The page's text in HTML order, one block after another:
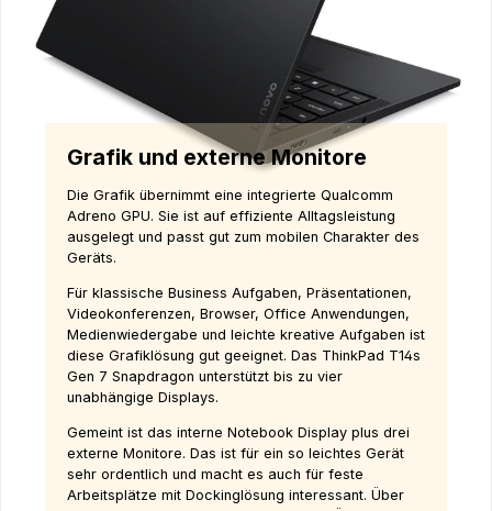
Grafik und externe Monitore
Die Grafik übernimmt eine integrierte Qualcomm
Adreno GPU. Sie ist auf effiziente Alltagsleistung
ausgelegt und passt gut zum mobilen Charakter des
Geräts.
Für klassische Business Aufgaben, Präsentationen,
Videokonferenzen, Browser, Office Anwendungen,
Medienwiedergabe und leichte kreative Aufgaben ist
diese Grafiklösung gut geeignet. Das ThinkPad T14s
Gen 7 Snapdragon unterstützt bis zu vier
unabhängige Displays.
Gemeint ist das interne Notebook Display plus drei
externe Monitore. Das ist für ein so leichtes Gerät
sehr ordentlich und macht es auch für feste
Arbeitsplätze mit Dockinglösung interessant. Über